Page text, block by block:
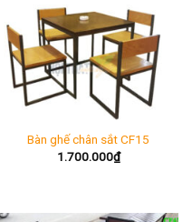
Bàn ghế chân sắt CF15
1.700.000₫